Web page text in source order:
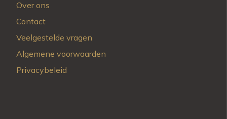
Over ons
Contact
Veelgestelde vragen
Algemene voorwaarden
Privacybeleid